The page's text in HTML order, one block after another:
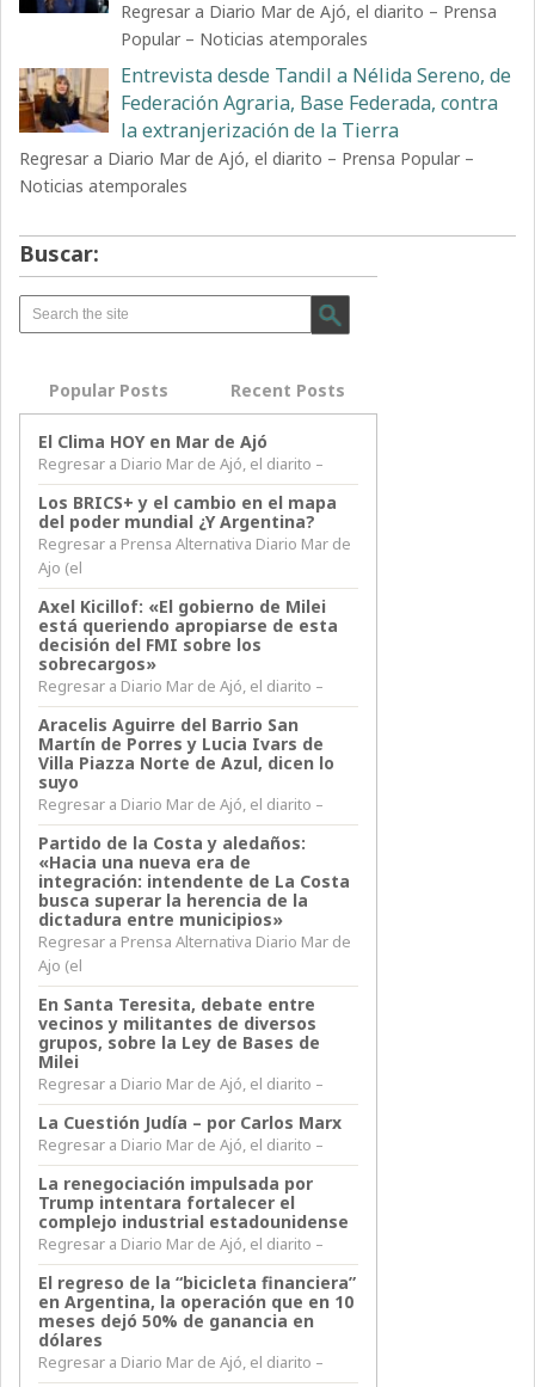
Regresar a Diario Mar de Ajó, el diarito – Prensa
Popular – Noticias atemporales
Entrevista desde Tandil a Nélida Sereno, de
Federación Agraria, Base Federada, contra
la extranjerización de la Tierra
Regresar a Diario Mar de Ajó, el diarito – Prensa Popular –
Noticias atemporales
Buscar:
Popular Posts Recent Posts
El Clima HOY en Mar de Ajó
Regresar a Diario Mar de Ajó, el diarito –
Los BRICS+ y el cambio en el mapa
del poder mundial ¿Y Argentina?
Regresar a Prensa Alternativa Diario Mar de
Ajo (el
Axel Kicillof: «El gobierno de Milei
está queriendo apropiarse de esta
decisión del FMI sobre los
sobrecargos»
Regresar a Diario Mar de Ajó, el diarito –
Aracelis Aguirre del Barrio San
Martín de Porres y Lucia Ivars de
Villa Piazza Norte de Azul, dicen lo
suyo
Regresar a Diario Mar de Ajó, el diarito –
Partido de la Costa y aledaños:
«Hacia una nueva era de
integración: intendente de La Costa
busca superar la herencia de la
dictadura entre municipios»
Regresar a Prensa Alternativa Diario Mar de
Ajo (el
En Santa Teresita, debate entre
vecinos y militantes de diversos
grupos, sobre la Ley de Bases de
Milei
Regresar a Diario Mar de Ajó, el diarito –
La Cuestión Judía – por Carlos Marx
Regresar a Diario Mar de Ajó, el diarito –
La renegociación impulsada por
Trump intentara fortalecer el
complejo industrial estadounidense
Regresar a Diario Mar de Ajó, el diarito –
El regreso de la “bicicleta financiera”
en Argentina, la operación que en 10
meses dejó 50% de ganancia en
dólares
Regresar a Diario Mar de Ajó, el diarito –